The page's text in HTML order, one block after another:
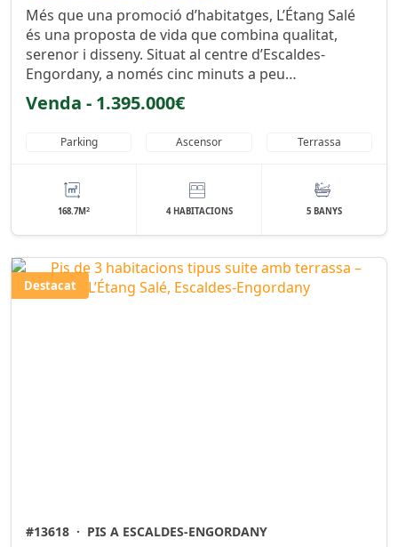
Més que una promoció d’habitatges, L’Étang Salé
és una proposta de vida que combina qualitat,
serenor i disseny. Situat al centre d’Escaldes-
Engordany, a només cinc minuts a peu…
Venda - 1.395.000€
Parking Ascensor Terrassa
168.7M 2 4 HABITACIONS 5 BANYS
Destacat
#13618 · PIS A ESCALDES-ENGORDANY